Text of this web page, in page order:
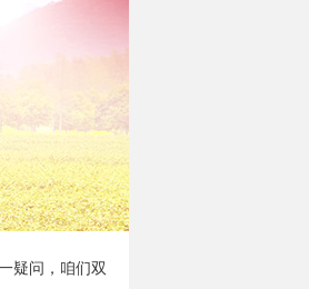
疑问，咱们双